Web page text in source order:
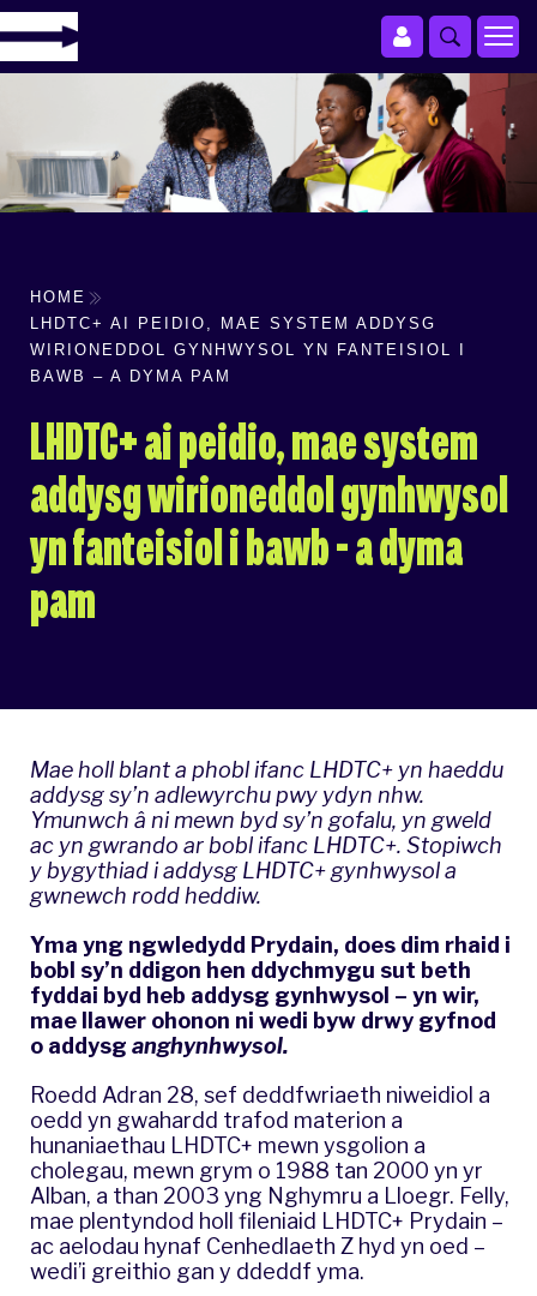
HOME
LHDTC+ AI PEIDIO, MAE SYSTEM ADDYSG
WIRIONEDDOL GYNHWYSOL YN FANTEISIOL I
BAWB – A DYMA PAM
LHDTC+ ai peidio, mae system
addysg wirioneddol gynhwysol
yn fanteisiol i bawb – a dyma
pam
Mae holl blant a phobl ifanc LHDTC+ yn haeddu
addysg sy’n adlewyrchu pwy ydyn nhw.
Ymunwch â ni mewn byd sy’n gofalu, yn gweld
ac yn gwrando ar bobl ifanc LHDTC+. Stopiwch
y bygythiad i addysg LHDTC+ gynhwysol a
gwnewch rodd heddiw.
Yma yng ngwledydd Prydain, does dim rhaid i
bobl sy’n ddigon hen ddychmygu sut beth
fyddai byd heb addysg gynhwysol – yn wir,
mae llawer ohonon ni wedi byw drwy gyfnod
o addysg anghynhwysol.
Roedd Adran 28, sef deddfwriaeth niweidiol a
oedd yn gwahardd trafod materion a
hunaniaethau LHDTC+ mewn ysgolion a
cholegau, mewn grym o 1988 tan 2000 yn yr
Alban, a than 2003 yng Nghymru a Lloegr. Felly,
mae plentyndod holl fileniaid LHDTC+ Prydain –
ac aelodau hynaf Cenhedlaeth Z hyd yn oed –
wedi’i greithio gan y ddeddf yma.